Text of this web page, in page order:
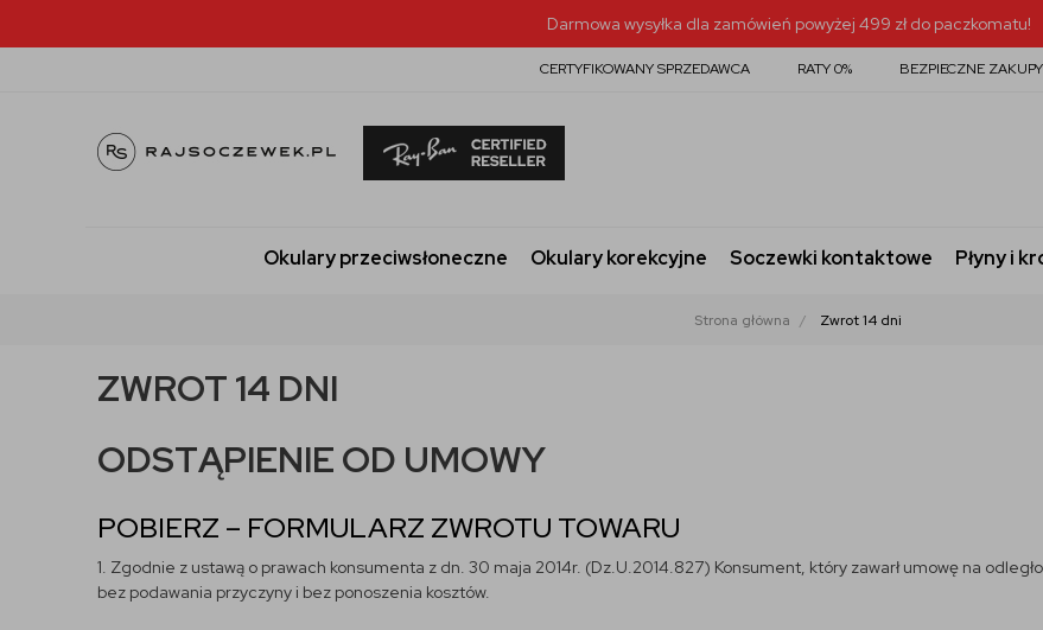
Darmowa wysyłka dla zamówień powyżej 499 zł do paczkomatu!
CERTYFIKOWANY SPRZEDAWCA RATY 0% BEZPIECZNE ZAKUPY
Okulary przeciwsłoneczne Okulary korekcyjne Soczewki kontaktowe Płyny i
Strona główna Zwrot 14 dni
ZWROT 14 DNI
ODSTĄPIENIE OD UMOWY
POBIERZ – FORMULARZ ZWROTU TOWARU
1. Zgodnie z ustawą o prawach konsumenta z dn. 30 maja 2014r. (Dz.U.2014.827) Konsument, który zawarł umowę na
bez podawania przyczyny i bez ponoszenia kosztów.